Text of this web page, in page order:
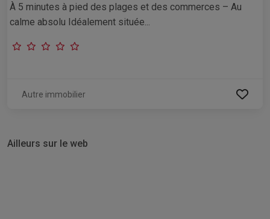
À 5 minutes à pied des plages et des commerces – Au
calme absolu Idéalement située...
Autre immobilier
Ailleurs sur le web